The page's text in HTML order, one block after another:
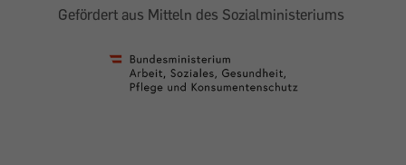
Gefördert aus Mitteln des Sozialministeriums